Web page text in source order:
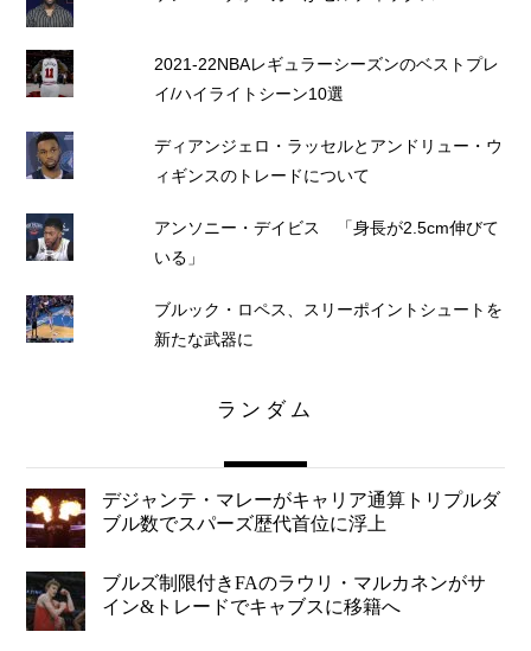
2021-22NBAレギュラーシーズンのベストプレ
イ/ハイライトシーン10選
ディアンジェロ・ラッセルとアンドリュー・ウ
ィギンスのトレードについて
アンソニー・デイビス 「身長が2.5cm伸びて
いる」
ブルック・ロペス、スリーポイントシュートを
新たな武器に
ランダム
デジャンテ・マレーがキャリア通算トリプルダ
ブル数でスパーズ歴代首位に浮上
ブルズ制限付きFAのラウリ・マルカネンがサ
イン&トレードでキャブスに移籍へ